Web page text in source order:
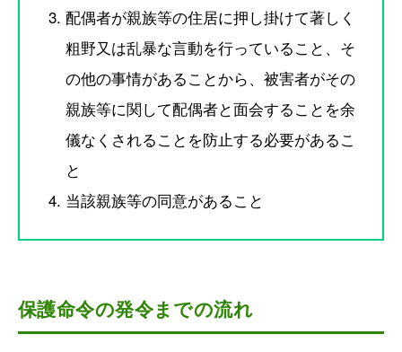
配偶者が親族等の住居に押し掛けて著しく
粗野又は乱暴な言動を行っていること、そ
の他の事情があることから、被害者がその
親族等に関して配偶者と面会することを余
儀なくされることを防止する必要があるこ
と
当該親族等の同意があること
保護命令の発令までの流れ